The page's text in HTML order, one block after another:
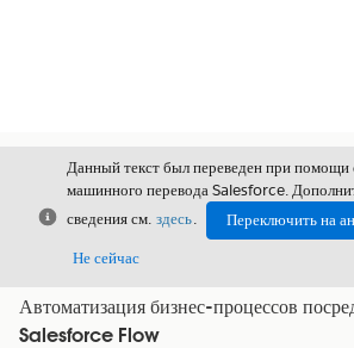
Закрыть
Данный текст был переведен при помощи
машинного перевода Salesforce.
сведения см. здесь.
Переключить на
Не сейчас
Автоматизация бизнес-процессов
Salesforce FlowПоказать содержание
Содержание